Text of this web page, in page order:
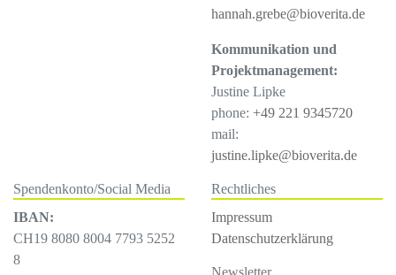
hannah.grebe@bioverita.de
Kommunikation und
Projektmanagement:
Justine Lipke
phone: +49 221 9345720
mail:
justine.lipke@bioverita.de
Spendenkonto/Social Media
IBAN:
CH19 8080 8004 7793 5252
8
Rechtliches
Impressum
Datenschutzerklärung